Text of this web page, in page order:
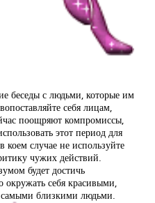
беседы с людьми, которые им
себя лицам,
поощряют компромиссы,
этот период для
случае не используйте
чужих действий.
будет достичь
себя красивыми,
близкими людьми.